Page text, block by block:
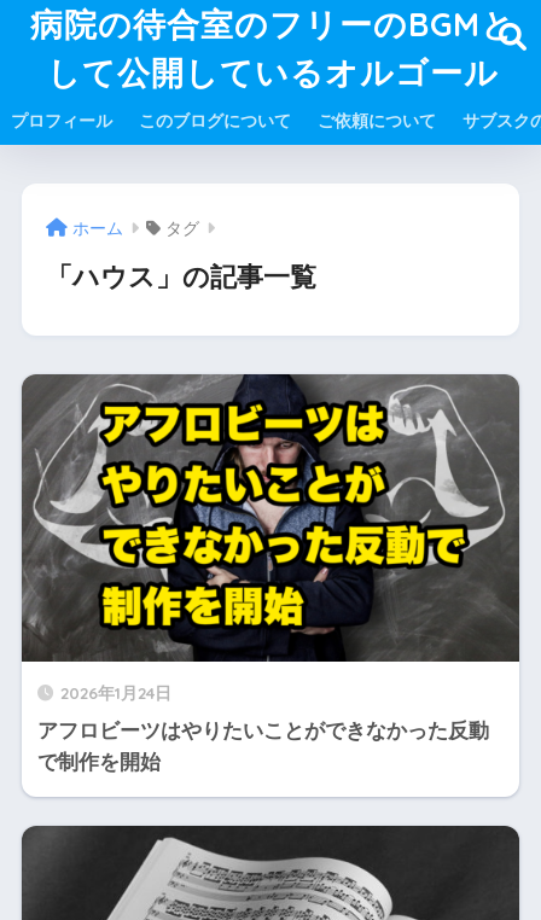
病院の待合室のフリーのBGMと
して公開しているオルゴール
プロフィール このブログについて ご依頼について サブスク
ホーム タグ
「ハウス」の記事一覧
2026年1月24日
アフロビーツはやりたいことができなかった反動
で制作を開始